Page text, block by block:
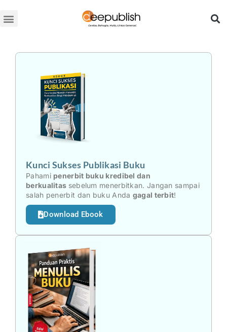
ke
Kunci Sukses Publikasi Buku
Pahami penerbit buku kredibel dan
berkualitas sebelum menerbitkan. Jangan sampai
salah penerbit dan buku Anda gagal terbit!
Download Ebook